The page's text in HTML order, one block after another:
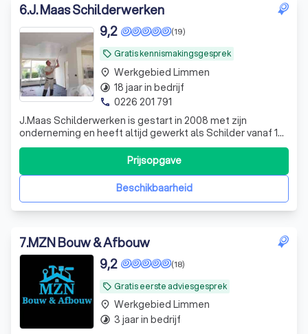
6.J. Maas Schilderwerken
local_offer Gratis kennismakingsgesprek
(19)
9,2
J.Maas Schilderwerken is gestart in 2008 met zijn
onderneming en heeft altijd gewerkt als Schilder vanaf 17
jarige leeftijd en bij werkgevers veel ervaring opgedaan
voor ik mijn onderneming ging starten. Al 14 jaar lang werk
ik voor mijzelf en heb veel tevreden klanten opgebouwd.
Wij zorgen voor zor
Beschikbaarheid
Prijsopgave
place Werkgebied Limmen
timelapse 18 jaar in bedrijf
phone 0226 201 791
7.MZN Bouw & Afbouw
local_offer Gratis eerste adviesgesprek
(18)
9,2
place Werkgebied Limmen
timelapse 3 jaar in bedrijf